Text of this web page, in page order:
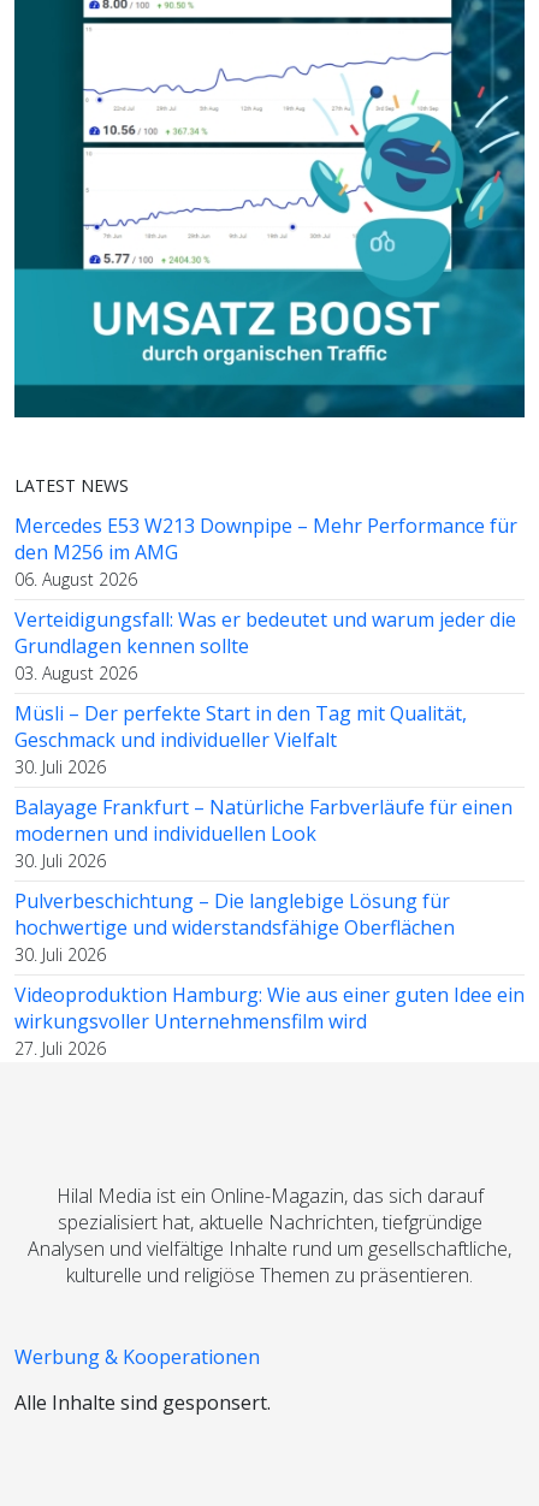
LATEST NEWS
Mercedes E53 W213 Downpipe – Mehr Performance für
den M256 im AMG
06. August 2026
Verteidigungsfall: Was er bedeutet und warum jeder die
Grundlagen kennen sollte
03. August 2026
Müsli – Der perfekte Start in den Tag mit Qualität,
Geschmack und individueller Vielfalt
30. Juli 2026
Balayage Frankfurt – Natürliche Farbverläufe für einen
modernen und individuellen Look
30. Juli 2026
Pulverbeschichtung – Die langlebige Lösung für
hochwertige und widerstandsfähige Oberflächen
30. Juli 2026
Videoproduktion Hamburg: Wie aus einer guten Idee ein
wirkungsvoller Unternehmensfilm wird
27. Juli 2026
Hilal Media ist ein Online-Magazin, das sich darauf
spezialisiert hat, aktuelle Nachrichten, tiefgründige
Analysen und vielfältige Inhalte rund um gesellschaftliche,
kulturelle und religiöse Themen zu präsentieren.
Werbung & Kooperationen
Alle Inhalte sind gesponsert.